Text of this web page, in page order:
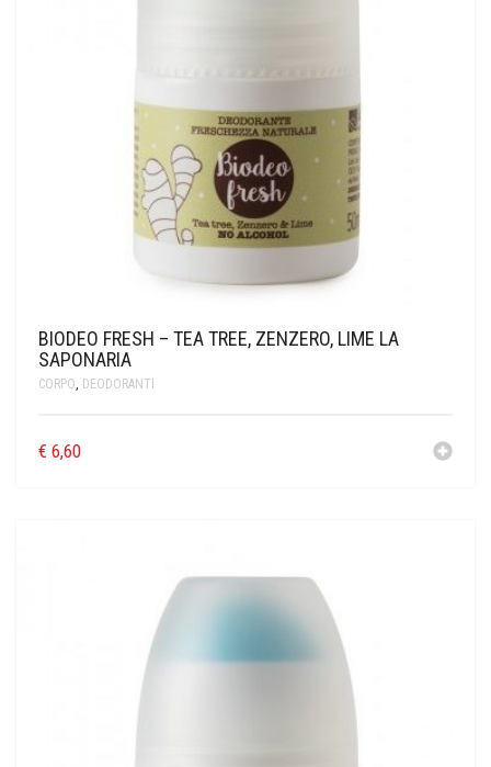
BIODEO FRESH – TEA TREE, ZENZERO, LIME LA
SAPONARIA
CORPO, DEODORANTI
€ 6,60